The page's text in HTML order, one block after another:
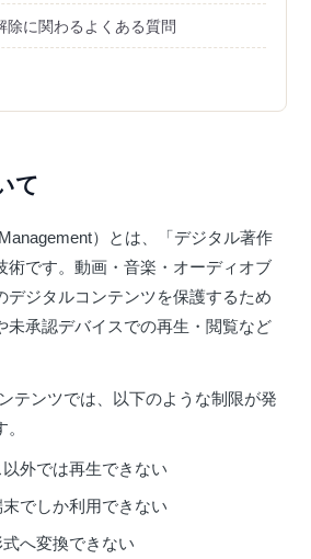
除に関わるよくある質問
て
）とは、「デジタル著作
術です。動画・音楽・オーディオブ
デジタルコンテンツを保護するため
未承認デバイスでの再生・閲覧など
テンツでは、以下のような制限が発
外では再生できない
でしか利用できない
へ変換できない